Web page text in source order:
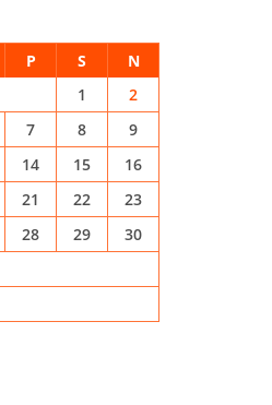
P S N
1
2
7 8
9
14 15
16
21 22
23
28 29
30